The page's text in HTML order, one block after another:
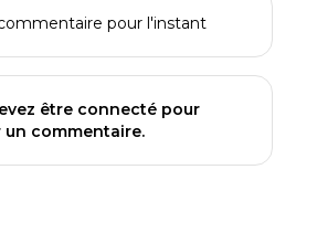
pour l'instant
être connecté pour
un commentaire.